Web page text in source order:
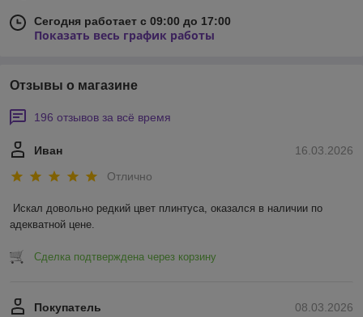
Сегодня работает с 09:00 до 17:00
Показать весь график работы
Отзывы о магазине
196 отзывов за всё время
16.03.2026
Иван
Отлично
Искал довольно редкий цвет плинтуса, оказался в наличии по
адекватной цене.
Сделка подтверждена через корзину
08.03.2026
Покупатель